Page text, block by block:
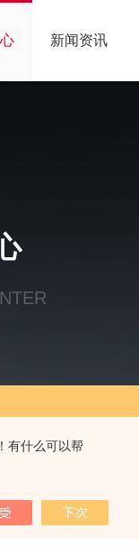
有什么可以帮
新闻资讯